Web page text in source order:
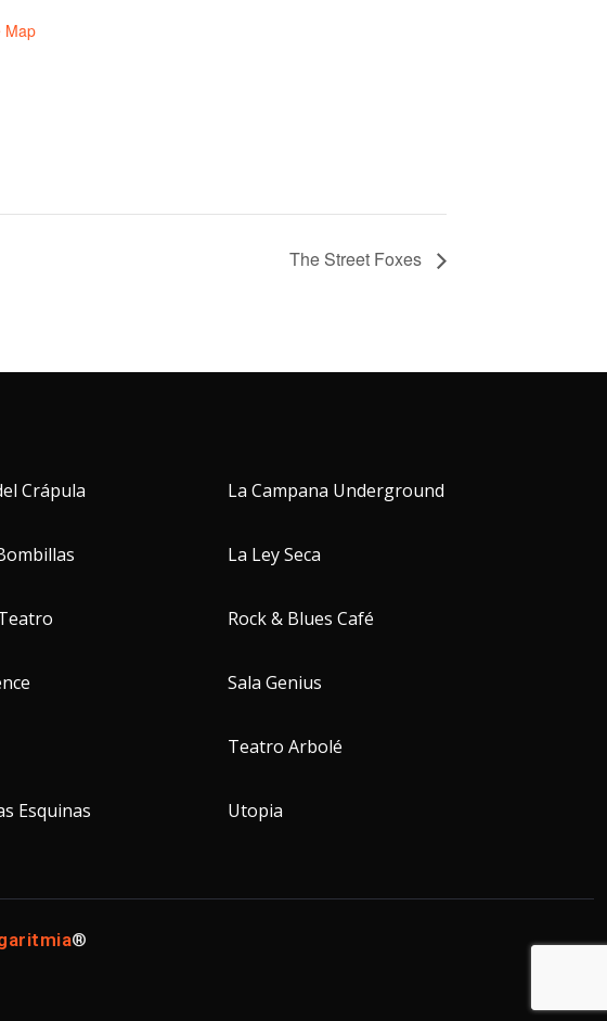
Map
The Street Foxes
Crápula La Campana Underground
La Ley Seca
Rock & Blues Café
Sala Genius
Teatro Arbolé
Esquinas Utopia
®